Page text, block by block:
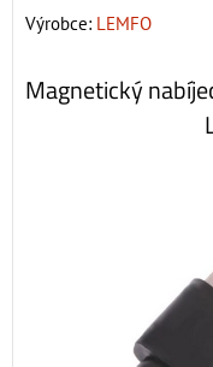
Výrobce: LEMFO
Magnetický